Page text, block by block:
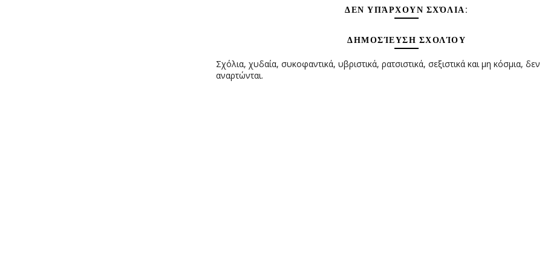
ΔΕΝ ΥΠΆΡΧΟΥΝ ΣΧΌΛΙΑ:
ΔΗΜΟΣΊΕΥΣΗ ΣΧΟΛΊΟΥ
Σχόλια, χυδαία, συκοφαντικά, υβριστικά, ρατσιστικά, σεξιστικά και μη κόσμια,
αναρτώνται.